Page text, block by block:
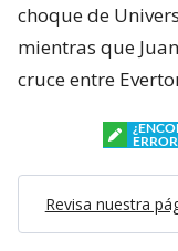
choque de
mientras que
cruce entre
Revisa nuestra